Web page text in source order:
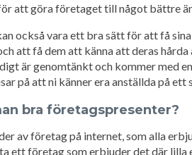
att göra företaget till något bättre
också vara ett bra sätt för att få
att få dem att känna att deras
är genomtänkt och kommer med
på att ni känner era anställda på ett
bra företagspresenter?
av företag på internet, som alla
ett företag som erbjuder det där lilla